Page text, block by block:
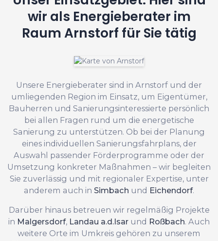
wir als Energieberater im
Raum Arnstorf für Sie tätig
Unsere Energieberater sind in Arnstorf und der
umliegenden Region im Einsatz, um Eigentümer,
Bauherren und Sanierungsinteressierte persönlich
bei allen Fragen rund um die energetische
Sanierung zu unterstützen. Ob bei der Planung
eines individuellen Sanierungsfahrplans, der
Auswahl passender Förderprogramme oder der
Umsetzung konkreter Maßnahmen – wir begleiten
Sie zuverlässig und mit regionaler Expertise, unter
anderem auch in Simbach und Eichendorf.
Darüber hinaus betreuen wir regelmäßig Projekte
in Malgersdorf, Landau a.d.Isar und Roßbach. Auch
weitere Orte im Umkreis gehören zu unserem